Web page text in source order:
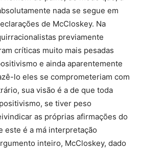
nada se segue em
de McCloskey. Na
previamente
críticas muito mais pesadas
e ainda aparentemente
lo eles se comprometeriam com
sua visão é a de que toda
se tiver peso
as próprias afirmações do
este é a má interpretação
inteiro, McCloskey, dado